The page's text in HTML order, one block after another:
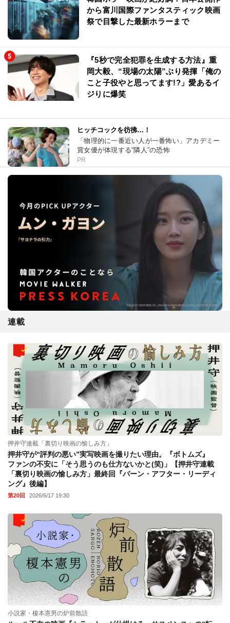
から富川国際ファンタスティック映画
祭で目撃した最新ホラーまで
『5秒で完全犯罪を生成する方法』重
岡大毅、“現場の太陽”ぶり発揮「俺の
こと子役やと思ってます!?」愛あるイ
ジりに爆笑
ヒッチコックを彷彿…！
「物理的に一番近い人が一番怖い」アカデミー
賞女優が体現する“隣人”の恐怖
PR
連載
押井守連載「裏切り映画の愉しみ方」
押井守が“評判の悪い”実写映画を撮りたい理由。『ボトムズ』
ファンの不安に「そう思うのも仕方ないかと(笑)」【押井守連載
「裏切り映画の愉しみ方」最終回『バーン・アフター・リーディ
ング』後編】
第20回 2026/6/17 19:30
小説家・榎本憲男の炉前散語